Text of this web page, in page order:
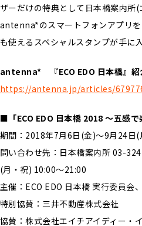
ザーだけの特典として日本橋案内所
antenna*のスマートフォンアプリ
も使えるスペシャルスタンプが手に入
antenna* 『ECO EDO 日本橋』紹
https://antenna.jp/articles/
■「ECO EDO 日本橋 2018 ～五感
期間：2018年7月6日(金)～9月24日(
問い合わせ先：日本橋案内所 03-
(月・祝) 10:00～21:00
主催：ECO EDO 日本橋 実行委員会
特別協賛：三井不動産株式会社
協賛：株式会社エイチアイディー・